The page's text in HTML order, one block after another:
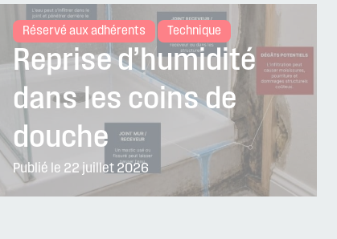
Réservé aux adhérents Technique
Reprise d’humidité
dans les coins de
douche
Publié le 22 juillet 2026